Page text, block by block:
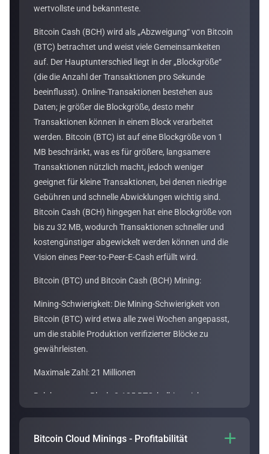
wertvollste und bekannteste.
Bitcoin Cash (BCH) wird als „Abzweigung“ von Bitcoin
(BTC) betrachtet und weist viele Gemeinsamkeiten
auf. Der Hauptunterschied liegt in der „Blockgröße“
(die die Anzahl der Transaktionen pro Sekunde
beeinflusst). Online-Transaktionen bestehen aus
Daten; je größer die Blockgröße, desto mehr
Transaktionen können in einem Block verarbeitet
werden. Bitcoin (BTC) ist auf eine Blockgröße von 1
MB beschränkt, was es für größere, langsamere
Transaktionen nützlich macht, jedoch weniger
geeignet für kleine Transaktionen, bei denen niedrige
Gebühren und schnelle Abwicklungen wichtig sind.
Bitcoin Cash (BCH) hingegen hat eine Blockgröße von
bis zu 32 MB, wodurch Transaktionen schneller und
kostengünstiger abgewickelt werden können und die
Vision eines Peer-to-Peer-E-Cash erfüllt wird.
Bitcoin (BTC) und Bitcoin Cash (BCH) Mining:
Mining-Schwierigkeit: Die Mining-Schwierigkeit von
Bitcoin (BTC) wird etwa alle zwei Wochen angepasst,
um die stabile Produktion verifizierter Blöcke zu
gewährleisten.
Maximale Zahl: 21 Millionen
Belohnung pro Block: 3.125 BTC, halbiert sich
ungefähr alle vier Jahre
Mining-Algorithmus: SHA-256
Bitcoin Cloud Minings - Profitabilität 